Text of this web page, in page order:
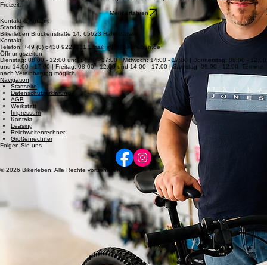
3
Rennrad
Entdecke pure Schnelligkeit auf dem Asphalt: federleichte Bauweise und Top-Speed für dein
sportliches Fahren.
Mehr erfahren
4
Trekking & City
Komfortabel durch den Alltag oder auf langen Touren. Entspanntes Fahren für Stadt und
Freizeit.
Mehr erfahren
Kontakt & Anfahrt
Standort
Bikerleben Brückenstraße 14, 65623 Hahnstätten
Kontakt
Telefon: +49 (0) 6430 9229631 Email: info@bikerleben.de
Öffnungszeiten
Dienstag: 08:00 - 12:00 und 14:00 - 17:00 | Mittwoch: 14:00 - 17:00 | Donnerstag: 08:00 - 12:00
und 14:00 - 17:00 | Freitag: 08:00 - 12:00 und 14:00 - 17:00 | Samstag: 09:00 - 12:00. Termine
nach Vereinbarung möglich.
Navigation
Startseite
Datenschutzerklärung
Impressum
Kontakt
Folgen Sie uns
© 2026 Bikerleben. Alle Rechte vorbehalten.